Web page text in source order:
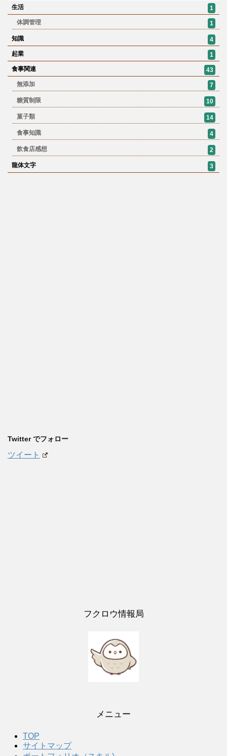
生活
1
体調管理
1
知識
4
起業
1
食事関連
43
無添加
7
糖質制限 10
菓子類 14
食事知識 4
飲食店感想 2
龍体文字 3
Twitter でフォロー
ツイート
フクロウ情報局
メニュー
TOP
サイトマップ